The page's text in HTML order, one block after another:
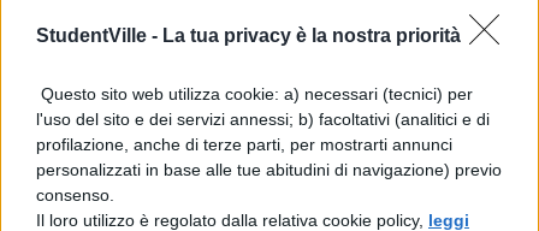
StudentVille - La tua privacy è la nostra priorità
Questo sito web utilizza cookie: a) necessari (tecnici) per
l'uso del sito e dei servizi annessi; b) facoltativi (analitici e di
profilazione, anche di terze parti, per mostrarti annunci
personalizzati in base alle tue abitudini di navigazione) previo
consenso.
Il loro utilizzo è regolato dalla relativa cookie policy, leggi
combattè fortemente ma Pirro con l'aiuto
degli elefanti alla fine vinse, poichè i soldati
romani mai avevano visto animali così
grandi e per il terrore girarono le spalle. La
notte diede fine al combattimento. Levino
di notte fuggì, Pirro prese molti prigionieri e